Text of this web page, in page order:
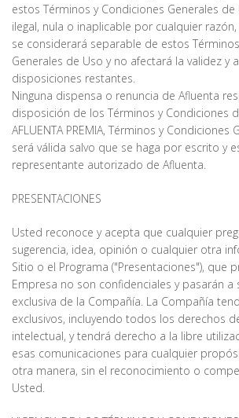
estos Términos y Condiciones Generales
ilegal, nula o inaplicable por cualquier
se considerará separable de estos
Generales de Uso y no afectará la validez y
disposiciones restantes.
Ninguna dispensa o renuncia de Afluenta
disposición de los Términos y Condiciones
AFLUENTA PREMIA, Términos y Condiciones
será válida salvo que se haga por escrito y
representante autorizado de Afluenta.
PRESENTACIONES
Usted reconoce y acepta que cualquier
sugerencia, idea, opinión o cualquier otra
Sitio o el Programa ("Presentaciones"), que
Empresa no son confidenciales y pasarán
exclusiva de la Compañía. La Compañía
exclusivos, incluyendo todos los derechos
intelectual, y tendrá derecho a la libre
esas comunicaciones para cualquier
otra manera, sin el reconocimiento o
Usted.